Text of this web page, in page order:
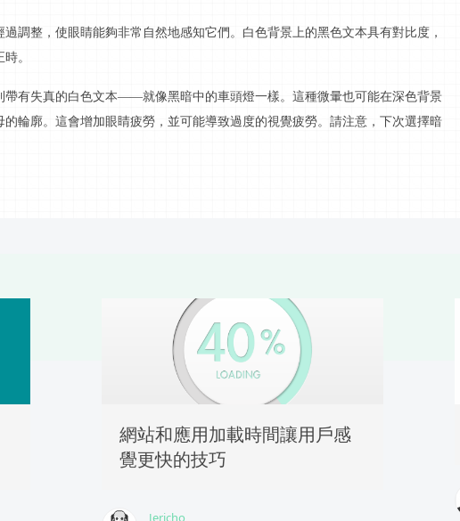
調整，使眼睛能夠非常自然地感知它們。白色背景上的黑色文本具有對比度，
。
帶有失真的白色文本——就像黑暗中的車頭燈一樣。這種微暈也可能在深色背景
輪廓。這會增加眼睛疲勞，並可能導致過度的視覺疲勞。請注意，下次選擇暗
網站和應用加載時間讓用戶感
覺更快的技巧
Jericho